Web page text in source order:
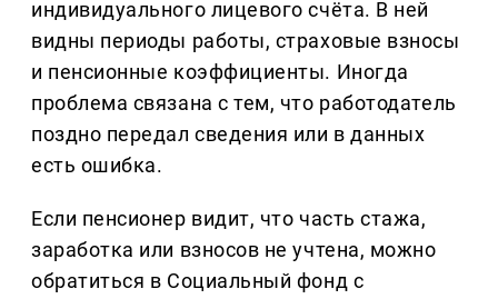
индивидуального лицевого счёта. В ней
видны периоды работы, страховые взносы
и пенсионные коэффициенты. Иногда
проблема связана с тем, что работодатель
поздно передал сведения или в данных
есть ошибка.
Если пенсионер видит, что часть стажа,
заработка или взносов не учтена, можно
обратиться в Социальный фонд с